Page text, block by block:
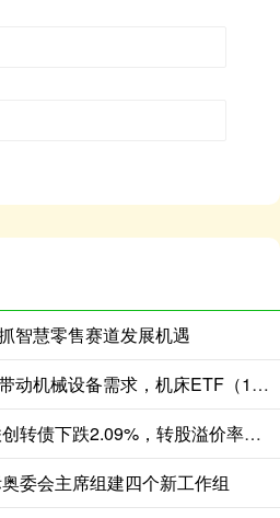
智慧零售赛道发展机遇
天牛宝配资 基建投资有望带动机械设备需求，机床ETF（159663）涨1.15%
鸿岳资本配资 10月10日联创转债下跌2.09%，转股溢价率31.99%
委会主席组建四个新工作组